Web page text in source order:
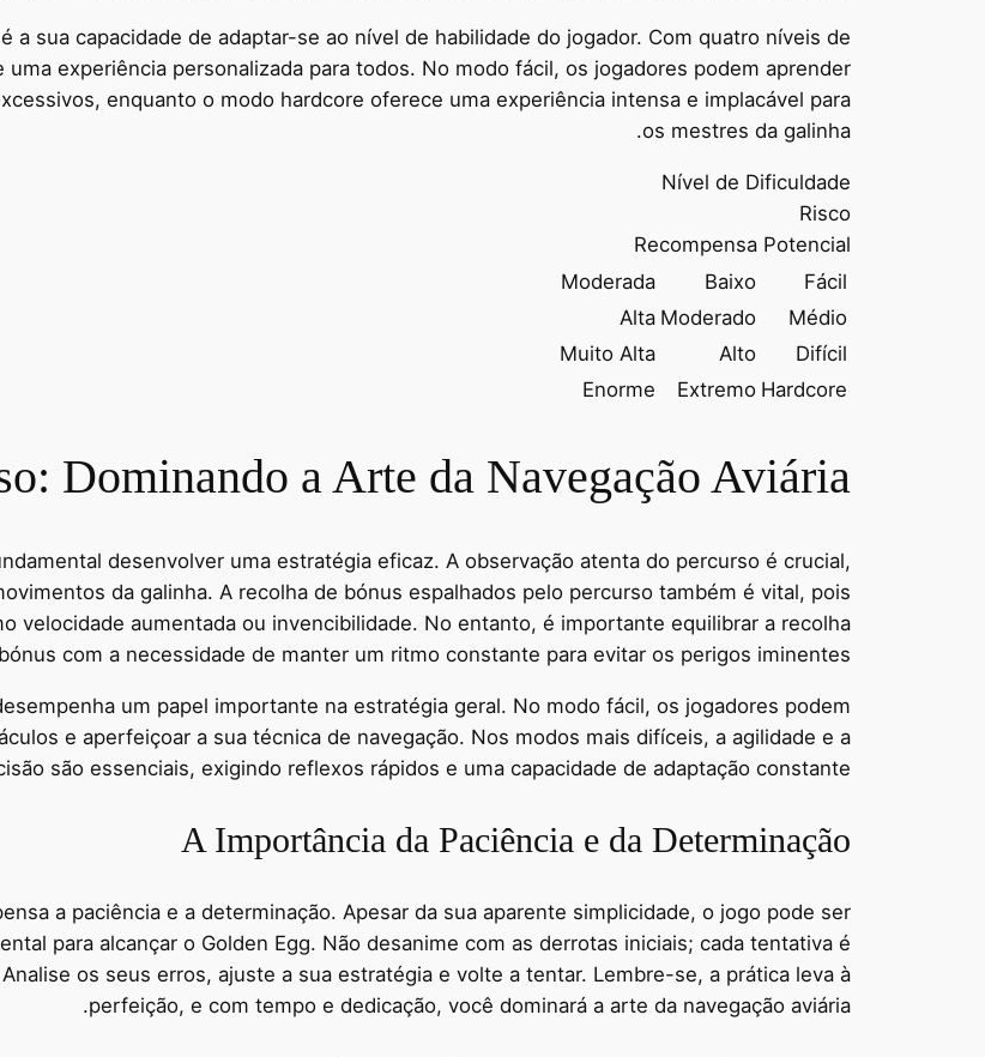
a sua capacidade de adaptar-se ao nível de habilidade do jogador. Com quatro níveis de
uma experiência personalizada para todos. No modo fácil, os jogadores podem aprender
enquanto o modo hardcore oferece uma experiência intensa e implacável para
os mestres da galinha.
Nível de Dificuldade
Risco
Recompensa Potencial
Fácil
Baixo
Moderada
Médio
Moderado
Alta
Difícil
Alto
Muito Alta
Hardcore
Extremo
Enorme
Dominando a Arte da Navegação Aviária
desenvolver uma estratégia eficaz. A observação atenta do percurso é crucial,
da galinha. A recolha de bónus espalhados pelo percurso também é vital, pois
velocidade aumentada ou invencibilidade. No entanto, é importante equilibrar a recolha
com a necessidade de manter um ritmo constante para evitar os perigos iminentes.
um papel importante na estratégia geral. No modo fácil, os jogadores podem
e aperfeiçoar a sua técnica de navegação. Nos modos mais difíceis, a agilidade e a
são essenciais, exigindo reflexos rápidos e uma capacidade de adaptação constante.
A Importância da Paciência e da Determinação
a paciência e a determinação. Apesar da sua aparente simplicidade, o jogo pode ser
para alcançar o Golden Egg. Não desanime com as derrotas iniciais; cada tentativa é
os seus erros, ajuste a sua estratégia e volte a tentar. Lembre-se, a prática leva à
perfeição, e com tempo e dedicação, você dominará a arte da navegação aviária.